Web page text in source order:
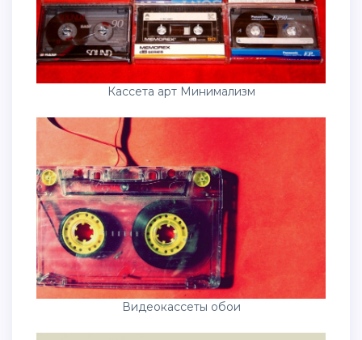
Кассета арт Минимализм
Видеокассеты обои